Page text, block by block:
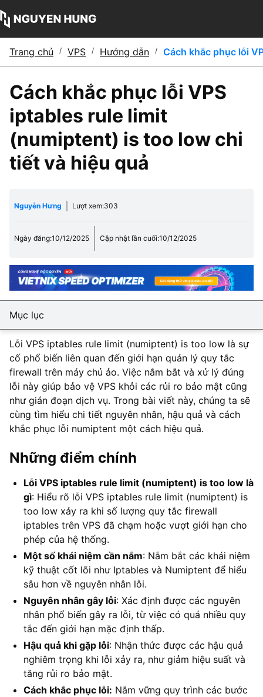
Trang chủ / VPS / Hướng dẫn / Cách khắc phục lỗi
Cách khắc phục lỗi VPS
iptables rule limit
(numiptent) is too low chi
tiết và hiệu quả
Nguyễn Hưng Lượt xem:303
Ngày đăng:10/12/2025 Cập nhật lần cuối:10/12/2025
Mục lục
Lỗi VPS iptables rule limit (numiptent) is too low là sự
cố phổ biến liên quan đến giới hạn quản lý quy tắc
firewall trên máy chủ ảo. Việc nắm bắt và xử lý đúng
lỗi này giúp bảo vệ VPS khỏi các rủi ro bảo mật cũng
như gián đoạn dịch vụ. Trong bài viết này, chúng ta sẽ
cùng tìm hiểu chi tiết nguyên nhân, hậu quả và cách
khắc phục lỗi numiptent một cách hiệu quả.
Những điểm chính
Lỗi VPS iptables rule limit (numiptent) is too low là
gì: Hiểu rõ lỗi VPS iptables rule limit (numiptent) is
too low xảy ra khi số lượng quy tắc firewall
iptables trên VPS đã chạm hoặc vượt giới hạn cho
phép của hệ thống.
Một số khái niệm cần nắm: Nắm bắt các khái niệm
kỹ thuật cốt lõi như Iptables và Numiptent để hiểu
sâu hơn về nguyên nhân lỗi.
Nguyên nhân gây lỗi: Xác định được các nguyên
nhân phổ biến gây ra lỗi, từ việc có quá nhiều quy
tắc đến giới hạn mặc định thấp.
Hậu quả khi gặp lỗi: Nhận thức được các hậu quả
nghiêm trọng khi lỗi xảy ra, như giảm hiệu suất và
tăng rủi ro bảo mật.
Cách khắc phục lỗi: Nắm vững quy trình các bước